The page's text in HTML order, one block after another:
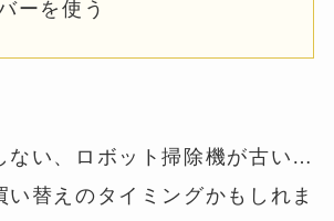
ーを使う
ない、ロボット掃除機が古い…
い替えのタイミングかもしれま